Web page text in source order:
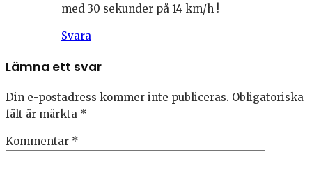
med 30 sekunder på 14 km/h !
Svara
Lämna ett svar
Din e-postadress kommer inte publiceras. Obligatoriska
fält är märkta *
Kommentar *